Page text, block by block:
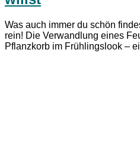
Was auch immer du schön
rein! Die Verwandlung eines
Pflanzkorb im Frühlingslook –